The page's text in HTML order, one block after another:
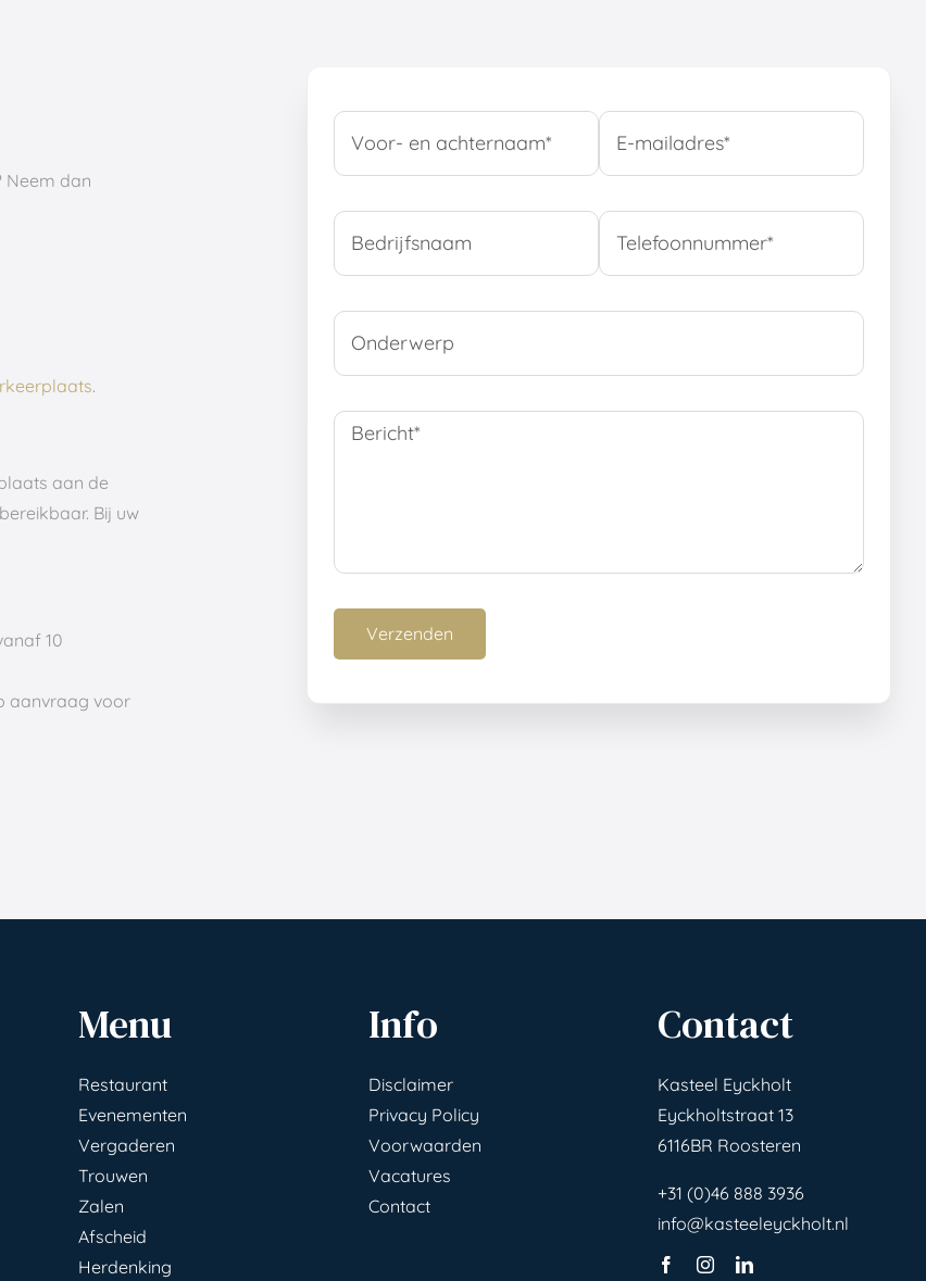
Neem dan
.
aan de
Bij uw
10
aanvraag voor
Menu
Restaurant
Evenementen
Vergaderen
Trouwen
Zalen
Afscheid
Herdenking
Info
Disclaimer
Privacy Policy
Voorwaarden
Vacatures
Contact
Contact
Kasteel Eyckholt
Eyckholtstraat 13
6116BR Roosteren
+31 (0)46 888 3936
info@kasteeleyckholt.nl